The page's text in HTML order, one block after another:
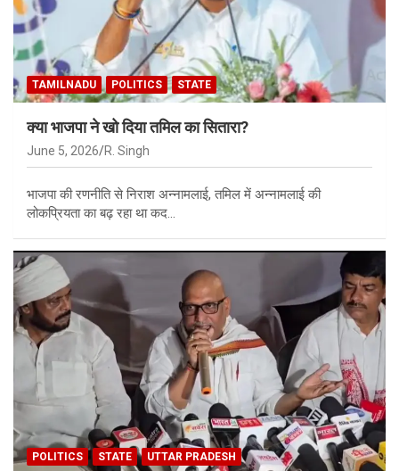
TAMILNADU POLITICS STATE
क्या भाजपा ने खो दिया तमिल का सितारा?
June 5, 2026 R. Singh
भाजपा की रणनीति से निराश अन्नामलाई, तमिल में अन्नामलाई की
लोकप्रियता का बढ़ रहा था कद…
POLITICS STATE UTTAR PRADESH